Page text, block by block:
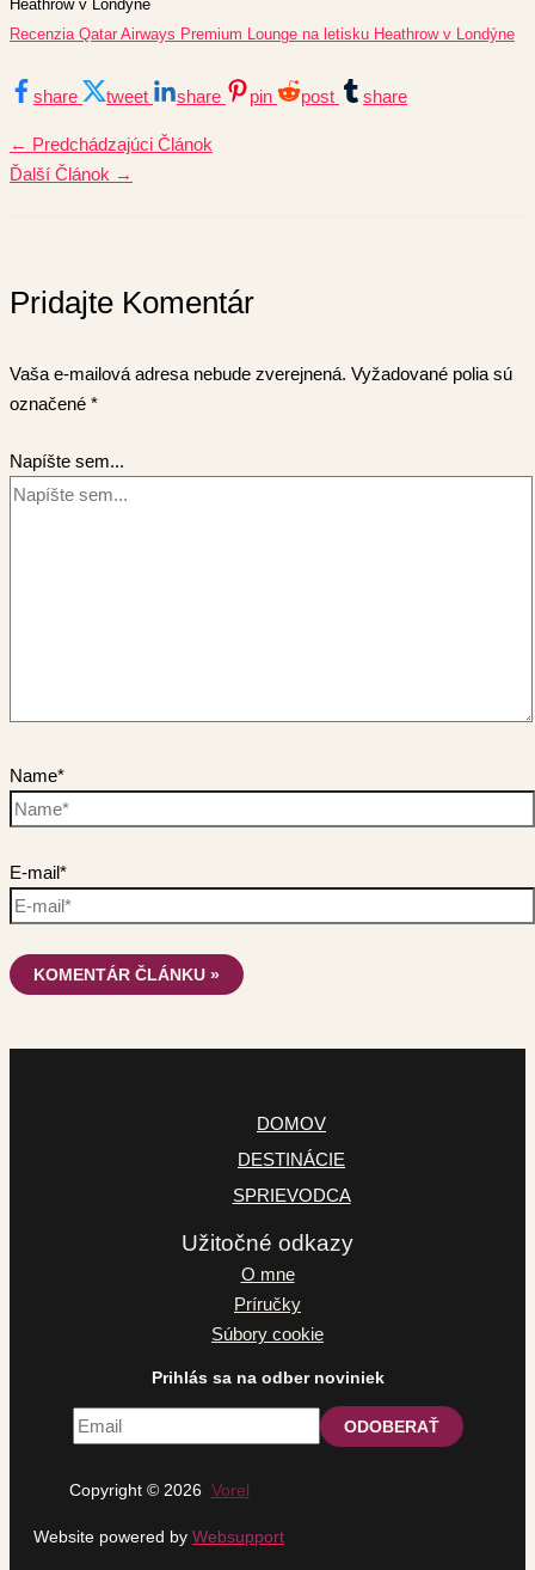
Recenzia Qatar Airways Premium Lounge na letisku Heathrow v Londýne
share tweet share pin post share
← Predchádzajúci Článok
Ďalší Článok →
Pridajte Komentár
Vaša e-mailová adresa nebude zverejnená. Vyžadované polia sú
označené *
Napíšte sem...
Name*
E-mail*
DOMOV
DESTINÁCIE
SPRIEVODCA
Užitočné odkazy
O mne
Príručky
Súbory cookie
Prihlás sa na odber noviniek
Copyright © 2026 Vorel
Website powered by Websupport